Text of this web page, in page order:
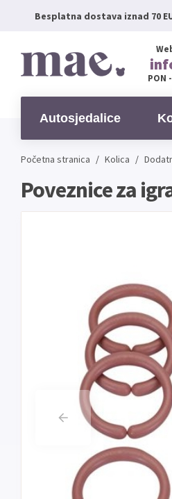
Besplatna dostava iznad 70
PON
Autosjedalice
Početna stranica / Kolica /
Poveznice za